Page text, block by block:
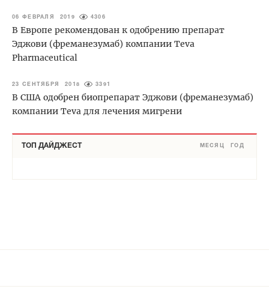
06 ФЕВРАЛЯ 2019 4306
В Европе рекомендован к одобрению препарат
Эджови (фреманезумаб) компании Teva
Pharmaceutical
23 СЕНТЯБРЯ 2018 3391
В США одобрен биопрепарат Эджови (фреманезумаб)
компании Teva для лечения мигрени
ТОП ДАЙДЖЕСТ МЕСЯЦ ГОД